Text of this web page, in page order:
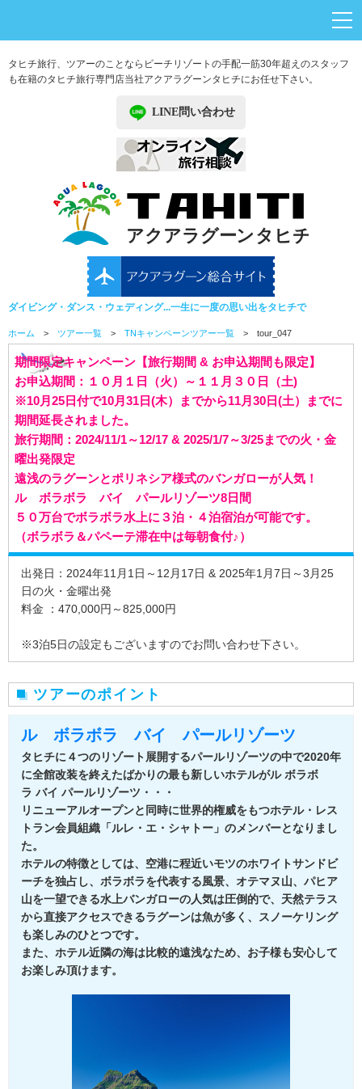
タヒチ旅行、ツアーのことならビーチリゾートの手配一筋30年超えのスタッフ
も在籍のタヒチ旅行専門店当社アクアラグーンタヒチにお任せ下さい。
LINE問い合わせ
ダイビング・ダンス・ウェディング...一生に一度の思い出をタヒチで
ホーム > ツアー一覧 > TNキャンペーンツアー一覧 > tour_047
期間限定キャンペーン【旅行期間 & お申込期間も限定】
お申込期間：１０月１日（火）～１１月３０日（土)
※10月25日付で10月31日(木）までから11月30日(土）までに
期間延長されました。
旅行期間：2024/11/1～12/17 & 2025/1/7～3/25までの火・金
曜出発限定
遠浅のラグーンとポリネシア様式のバンガローが人気！
ル ボラボラ バイ パールリゾーツ8日間
５０万台でボラボラ水上に３泊・４泊宿泊が可能です。
（ボラボラ＆パペーテ滞在中は毎朝食付♪）
出発日：2024年11月1日～12月17日 & 2025年1月7日～3月25
日の火・金曜出発
料金 ：470,000円～825,000円
※3泊5日の設定もございますのでお問い合わせ下さい。
ツアーのポイント
ル ボラボラ バイ パールリゾーツ
タヒチに４つのリゾート展開するパールリゾーツの中で2020年
に全館改装を終えたばかりの最も新しいホテルがル ボラボ
ラ バイ パールリゾーツ・・・
リニューアルオープンと同時に世界的権威をもつホテル・レス
トラン会員組織「ルレ・エ・シャトー」のメンバーとなりまし
た。
ホテルの特徴としては、空港に程近いモツのホワイトサンドビ
ーチを独占し、ボラボラを代表する風景、オテマヌ山、パヒア
山を一望できる水上バンガローの人気は圧倒的で、天然テラス
から直接アクセスできるラグーンは魚が多く、スノーケリング
も楽しみのひとつです。
また、ホテル近隣の海は比較的遠浅なため、お子様も安心して
お楽しみ頂けます。